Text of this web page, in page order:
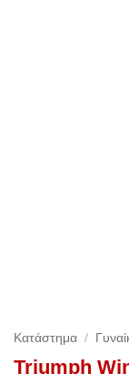
Κατάστημα /
Triumph